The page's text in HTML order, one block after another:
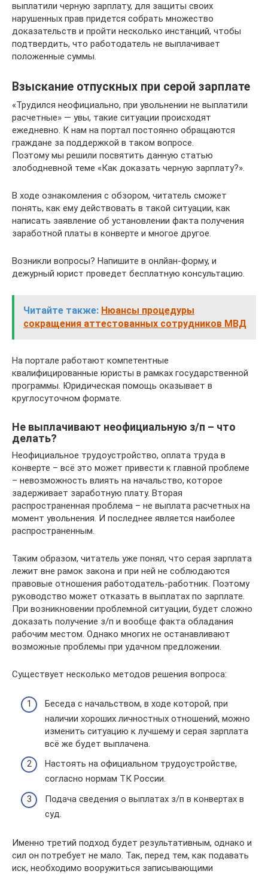
выплатили черную зарплату, для защиты своих
нарушенных прав придется собрать множество
доказательств и пройти несколько инстанций, чтобы
подтвердить, что работодатель не выплачивает
положенные суммы.
Взыскание отпускных при серой зарплате
«Трудился неофициально, при увольнении не выплатили
расчетные» — увы, такие ситуации происходят
ежедневно. К нам на портал постоянно обращаются
граждане за поддержкой в таком вопросе.
Поэтому мы решили посвятить данную статью
злободневной теме «Как доказать черную зарплату?».
В ходе ознакомления с обзором, читатель сможет
понять, как ему действовать в такой ситуации, как
написать заявление об установлении факта получения
заработной платы в конверте и многое другое.
Возникли вопросы? Напишите в онлйан-форму, и
дежурный юрист проведет бесплатную консультацию.
Читайте также: Нюансы процедуры
сокращения аттестованных сотрудников МВД
На портале работают компетентные
квалифицированные юристы в рамках государственной
программы. Юридическая помощь оказывает в
круглосуточном формате.
Не выплачивают неофициальную з/п – что
делать?
Неофициальное трудоустройство, оплата труда в
конверте – всё это может привести к главной проблеме
– невозможность влиять на начальство, которое
задерживает заработную плату. Вторая
распространенная проблема – не выплата расчетных на
момент увольнения. И последнее является наиболее
распространенным.
Таким образом, читатель уже понял, что серая зарплата
лежит вне рамок закона и при ней не соблюдаются
правовые отношения работодатель-работник. Поэтому
руководство может отказать в выплатах по зарплате.
При возникновении проблемной ситуации, будет сложно
доказать получение з/п и вообще факта обладания
рабочим местом. Однако многих не останавливают
возможные проблемы при удачном предложении.
Существует несколько методов решения вопроса:
Беседа с начальством, в ходе которой, при
наличии хороших личностных отношений, можно
изменить ситуацию к лучшему и серая зарплата
всё же будет выплачена.
Настоять на официальном трудоустройстве,
согласно нормам ТК России.
Подача сведения о выплатах з/п в конвертах в
суд.
Именно третий подход будет результативным, однако и
сил он потребует не мало. Так, перед тем, как подавать
иск, необходимо вооружиться записывающими